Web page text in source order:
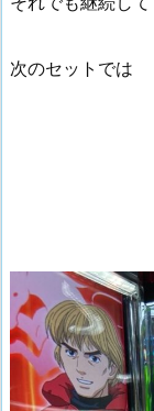
次のセットでは